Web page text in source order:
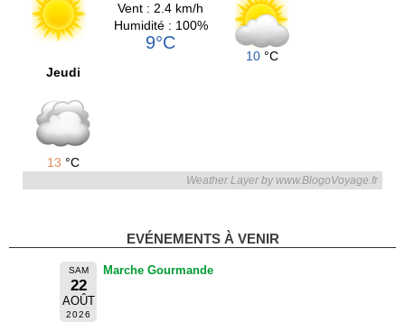
Vent : 2.4 km/h
Humidité : 100%
9°C
10 °C
Jeudi
13 °C
Weather Layer by www.BlogoVoyage.fr
EVÉNEMENTS À VENIR
SAM
22
AOÛT
2026
Marche Gourmande